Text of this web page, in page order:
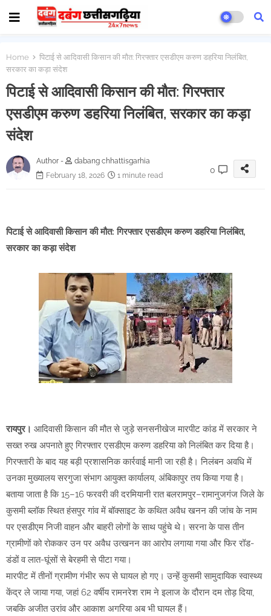
Home
पिटाई से आदिवासी किसान की मौत: गिरफ्तार एसडीएम करुण डहरिया निलंबित,
सरकार का कड़ा संदेश
पिटाई से आदिवासी किसान की मौत: गिरफ्तार
एसडीएम करुण डहरिया निलंबित, सरकार का कड़ा
संदेश
Author -
dabang chhattisgarhia
February 18, 2026
1 minute read
0
पिटाई से आदिवासी किसान की मौत: गिरफ्तार एसडीएम करुण डहरिया निलंबित,
सरकार का कड़ा संदेश
रायपुर। आदिवासी किसान की मौत से जुड़े सनसनीखेज मारपीट कांड में सरकार ने
सख्त रुख अपनाते हुए गिरफ्तार एसडीएम करुण डहरिया को निलंबित कर दिया है।
गिरफ्तारी के बाद यह बड़ी प्रशासनिक कार्रवाई मानी जा रही है। निलंबन अवधि में
उनका मुख्यालय सरगुजा संभाग आयुक्त कार्यालय, अंबिकापुर तय किया गया है।
बताया जाता है कि 15–16 फरवरी की दरमियानी रात बलरामपुर–रामानुजगंज जिले के
कुसमी ब्लॉक स्थित हंसपुर गांव में बॉक्साइट के कथित अवैध खनन की जांच के नाम
पर एसडीएम निजी वाहन और बाहरी लोगों के साथ पहुंचे थे। सरना के पास तीन
ग्रामीणों को रोककर उन पर अवैध उत्खनन का आरोप लगाया गया और फिर रॉड-
डंडों व लात-घूंसों से बेरहमी से पीटा गया।
मारपीट में तीनों ग्रामीण गंभीर रूप से घायल हो गए। उन्हें कुसमी सामुदायिक स्वास्थ्य
केंद्र ले जाया गया, जहां 62 वर्षीय रामनरेश राम ने इलाज के दौरान दम तोड़ दिया,
जबकि अजीत उरांव और आकाश अगरिया अब भी घायल हैं।